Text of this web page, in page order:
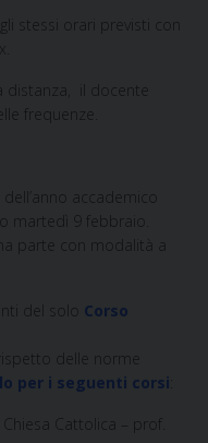
stessi orari previsti con
distanza, il docente
frequenze.
accademico
martedì 9 febbraio.
parte con modalità a
del solo Corso
delle norme
per i seguenti corsi
Cattolica – prof.